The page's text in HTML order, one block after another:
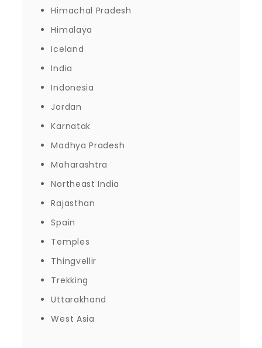
Himachal Pradesh
Himalaya
Iceland
India
Indonesia
Jordan
Karnatak
Madhya Pradesh
Maharashtra
Northeast India
Rajasthan
Spain
Temples
Thingvellir
Trekking
Uttarakhand
West Asia